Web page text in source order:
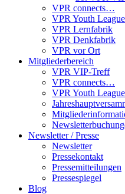
VPR connects…
VPR Youth League
VPR Lernfabrik
VPR Denkfabrik
VPR vor Ort
Mitgliederbereich
VPR VIP-Treff
VPR connects…
VPR Youth League
Newsletter / Presse
Newsletter
Pressekontakt
Pressemitteilungen
Pressespiegel
Blog